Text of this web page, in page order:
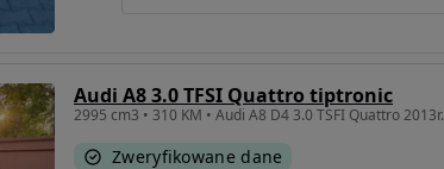
Audi A8 3.0 TFSI Quattro tiptronic
2995 cm3 • 310 KM • Audi A8 D4 3.0 TSFI Quattro 2013r.
Zweryfikowane dane